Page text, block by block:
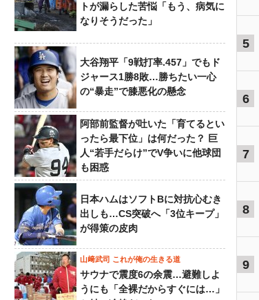
トが漏らした苦悩「もう、病気に
なりそうだった」
大谷翔平「9戦打率.457」でもド
ジャース1勝8敗…勝ちたい一心
の“暴走”で膝悪化の懸念
阿部前監督が吐いた「育てるとい
ったら最下位」は何だった？ 巨
人“若手だらけ”でV争いに他球団
も困惑
日本ハムはソフトBに対抗心むき
出しも…CS突破へ「3位キープ」
が得策の皮肉
山﨑武司 これが俺の生きる道
サウナで震度6の余震…避難しよ
うにも「全裸だからすぐには…」
5
6
7
8
9